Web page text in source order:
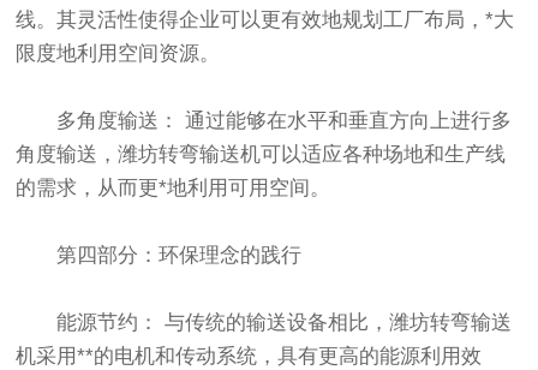
线。其灵活性使得企业可以更有效地规划工厂布局，*大
限度地利用空间资源。
多角度输送： 通过能够在水平和垂直方向上进行多
角度输送，潍坊转弯输送机可以适应各种场地和生产线
的需求，从而更*地利用可用空间。
第四部分：环保理念的践行
能源节约： 与传统的输送设备相比，潍坊转弯输送
机采用**的电机和传动系统，具有更高的能源利用效